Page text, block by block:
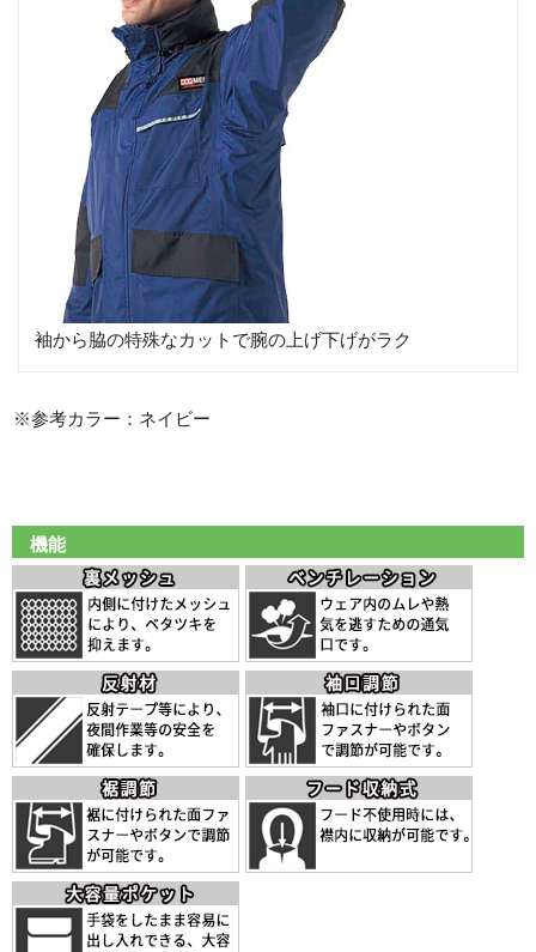
袖から脇の特殊なカットで腕の上げ下げがラク
※参考カラー：ネイビー
機能